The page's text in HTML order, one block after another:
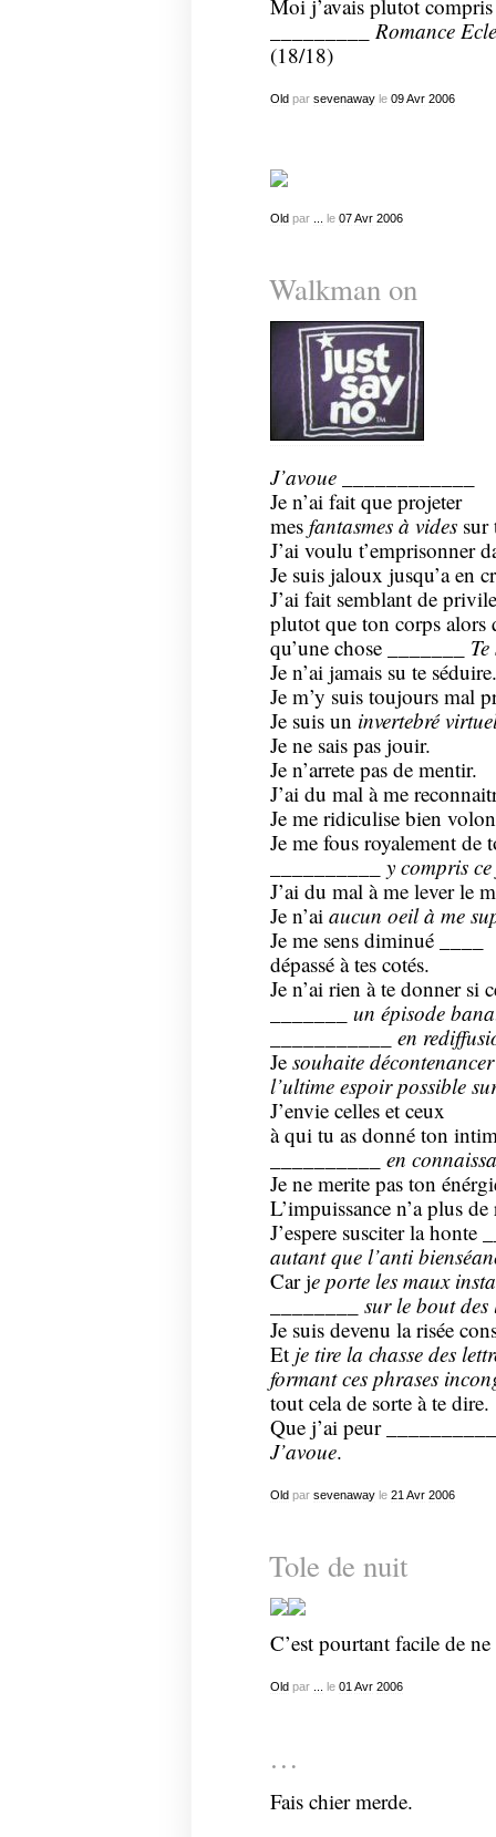
Moi j’avais plutot compris
Romance
(18/18)
Old par sevenawayle 09 Avr 2006
Old par le 07 Avr 2006
Walkman on
J’avoue____________
Je n’ai fait que projeter
mes fantasmes à videssur
J’ai voulu t’emprisonner
Je suis jaloux jusqu’a en
J’ai fait semblant de
plutot que ton corps alors
qu’une chose _______
Je n’ai jamais su te séduire.
Je m’y suis toujours mal
Je suis un invertebré
Je ne sais pas jouir.
Je n’arrete pas de mentir.
J’ai du mal à me
Je me ridiculise bien
Je me fous royalement de
y compris
J’ai du mal à me lever le
Je n’ai aucun oeil à me
Je me sens diminué ____
dépassé à tes cotés.
Je n’ai rien à te donner si
un épisode
___________ en
Je souhaite
l’ultime espoir possible
J’envie celles et ceux
à qui tu as donné ton
en
Je ne merite pas ton
L’impuissance n’a plus
J’espere susciter la honte
autantque l’anti
Car je porte les maux
________ sur le bout des
Je suis devenu la risée
Et jetire la chasse des
formant ces phrases
tout cela de sorte à te dire.
Que j’ai peur __________
J’avoue.
Oldpar sevenawayle 21 Avr 2006
Tole de nuit
C’est pourtant facile de
Old par le 01 Avr 2006
…
Fais chier merde.